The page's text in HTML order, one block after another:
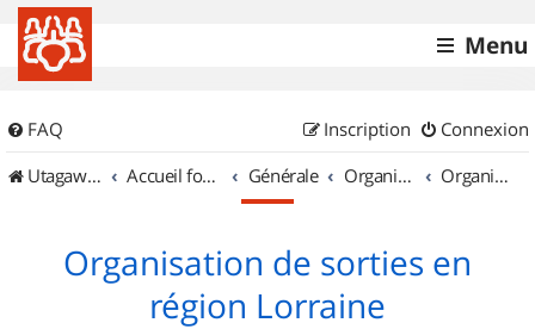
Menu
FAQ Connexion
Inscription
UtagawaVTT (Randos VTT et VTTAE avec traces GPS)
Accueil forum Générale Organisation de sorties & Recherche de partenaires Organisation de sorties en région Lorraine
Organisation de sorties en
région Lorraine